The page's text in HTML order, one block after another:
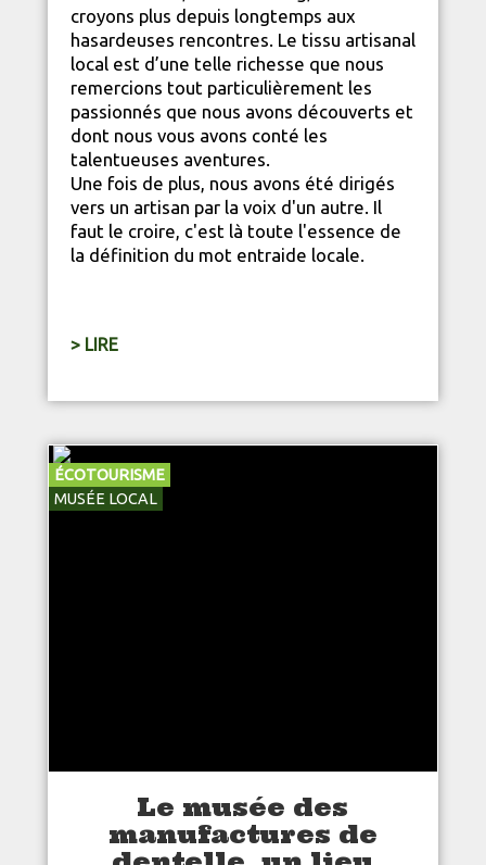
croyons plus depuis longtemps aux
hasardeuses rencontres. Le tissu artisanal
local est d’une telle richesse que nous
remercions tout particulièrement les
passionnés que nous avons découverts et
dont nous vous avons conté les
talentueuses aventures.
Une fois de plus, nous avons été dirigés
vers un artisan par la voix d'un autre. Il
faut le croire, c'est là toute l'essence de
la définition du mot entraide locale.
> LIRE
ÉCOTOURISME
MUSÉE LOCAL
Le musée des
manufactures de